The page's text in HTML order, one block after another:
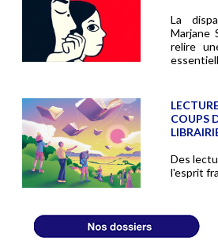
La
Marjane
relire
COUPS
Des
l'esprit